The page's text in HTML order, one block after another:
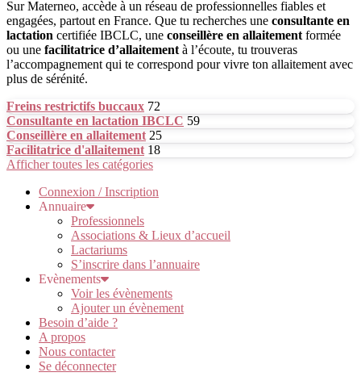
Sur Materneo, accède à un réseau de professionnelles fiables et
engagées, partout en France. Que tu recherches une consultante en
lactation certifiée IBCLC, une conseillère en allaitement formée
ou une facilitatrice d’allaitement à l’écoute, tu trouveras
l’accompagnement qui te correspond pour vivre ton allaitement avec
plus de sérénité.
Freins restrictifs buccaux 72
Consultante en lactation IBCLC 59
Conseillère en allaitement 25
Facilitatrice d'allaitement 18
Afficher toutes les catégories
Connexion / Inscription
Annuaire
Professionnels
Associations & Lieux d’accueil
Lactariums
S’inscrire dans l’annuaire
Evènements
Voir les évènements
Ajouter un évènement
Besoin d’aide ?
A propos
Nous contacter
Se déconnecter